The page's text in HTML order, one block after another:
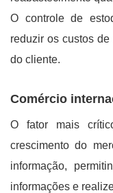
O controle de
reduzir os custos
do cliente.
Comércio
O fator mais
crescimento do
informação,
informações e